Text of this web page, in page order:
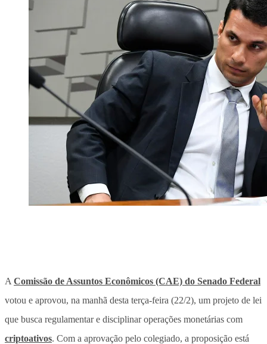
A Comissão de Assuntos Econômicos (CAE) do Senado Federal
votou e aprovou, na manhã desta terça-feira (22/2), um projeto de lei
que busca regulamentar e disciplinar operações monetárias com
criptoativos. Com a aprovação pelo colegiado, a proposição está